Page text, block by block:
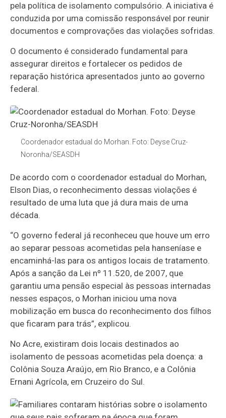
pela política de isolamento compulsório. A iniciativa é
conduzida por uma comissão responsável por reunir
documentos e comprovações das violações sofridas.
O documento é considerado fundamental para
assegurar direitos e fortalecer os pedidos de
reparação histórica apresentados junto ao governo
federal.
Coordenador estadual do Morhan. Foto: Deyse Cruz-
Noronha/SEASDH
De acordo com o coordenador estadual do Morhan,
Elson Dias, o reconhecimento dessas violações é
resultado de uma luta que já dura mais de uma
década.
“O governo federal já reconheceu que houve um erro
ao separar pessoas acometidas pela hanseníase e
encaminhá-las para os antigos locais de tratamento.
Após a sanção da Lei nº 11.520, de 2007, que
garantiu uma pensão especial às pessoas internadas
nesses espaços, o Morhan iniciou uma nova
mobilização em busca do reconhecimento dos filhos
que ficaram para trás”, explicou.
No Acre, existiram dois locais destinados ao
isolamento de pessoas acometidas pela doença: a
Colônia Souza Araújo, em Rio Branco, e a Colônia
Ernani Agrícola, em Cruzeiro do Sul.